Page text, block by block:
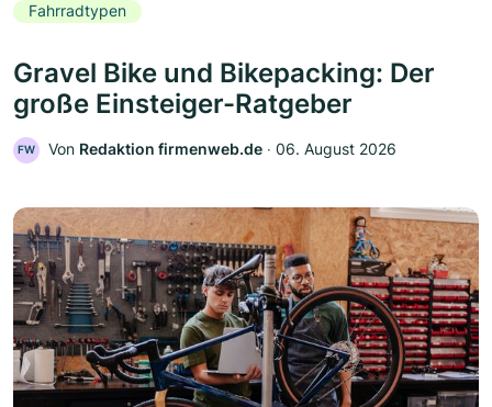
Fahrradtypen
Gravel Bike und Bikepacking: Der
große Einsteiger-Ratgeber
FW Von Redaktion firmenweb.de ‧ 06. August 2026